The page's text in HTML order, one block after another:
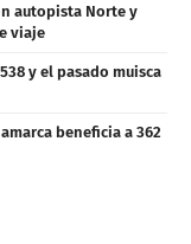
autopista Norte y
viaje
y el pasado muisca
beneficia a 362